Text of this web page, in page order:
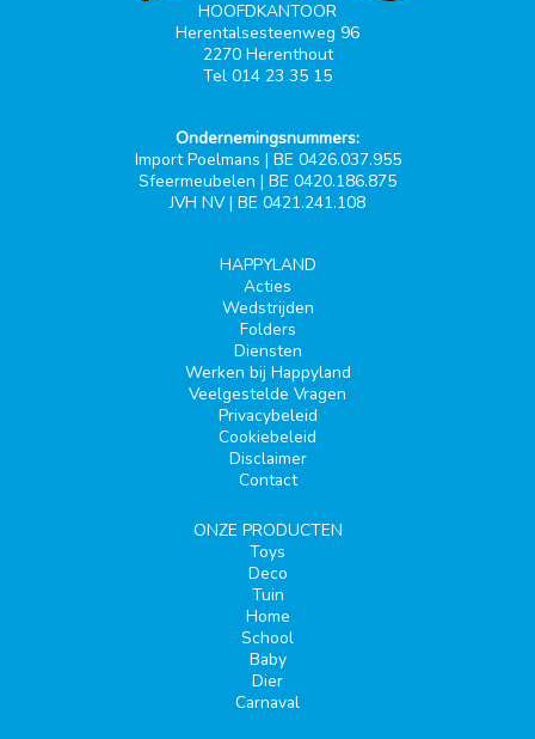
HOOFDKANTOOR
Herentalsesteenweg 96
2270 Herenthout
Tel 014 23 35 15
Ondernemingsnummers:
Import Poelmans | BE 0426.037.955
Sfeermeubelen | BE 0420.186.875
JVH NV | BE 0421.241.108
HAPPYLAND
Acties
Wedstrijden
Folders
Diensten
Werken bij Happyland
Veelgestelde Vragen
Privacybeleid
Cookiebeleid
Disclaimer
Contact
ONZE PRODUCTEN
Toys
Deco
Tuin
Home
School
Baby
Dier
Carnaval